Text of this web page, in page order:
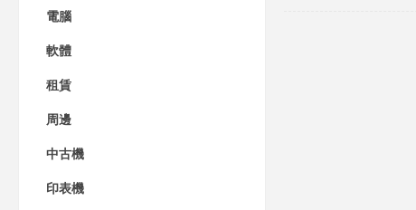
電腦
軟體
租賃
周邊
中古機
印表機